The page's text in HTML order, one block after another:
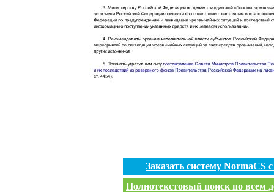
Заказать систему
Полнотекстовый поиск по всем